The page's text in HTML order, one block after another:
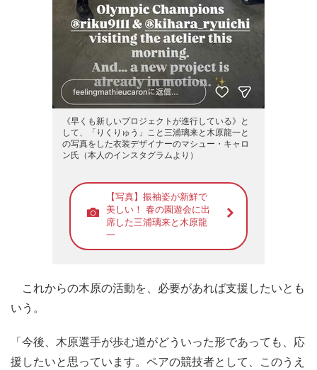
《早くも新しいプロジェクトが進行している》と
して、「りくりゅう」こと三浦璃来と木原龍一と
の写真をした衣装デザイナーのマシュー・キャロ
ン氏（本人のインスタグラムより）
【写真】振袖姿が新鮮で
美しい！ 春の園遊会に出
席した三浦璃来と木原龍
一
これからの木原の活動を、必要があれば支援したいとも
いう。
「今後、木原選手が歩む道がどういった形であっても、応
援したいと思っています。ペアの競技者として、このうえ